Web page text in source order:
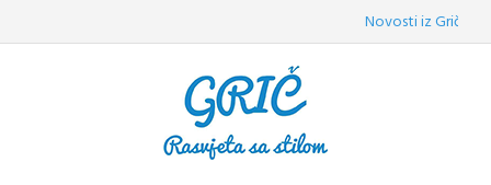
to
Novosti iz Griča: